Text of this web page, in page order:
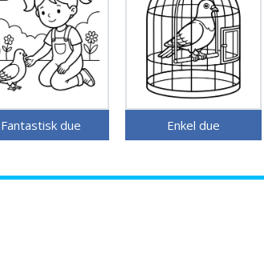
Fantastisk due Enkel due